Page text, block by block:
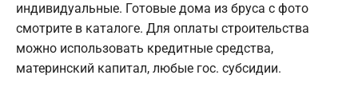
индивидуальные. Готовые дома из бруса с фото
смотрите в каталоге. Для оплаты строительства
можно использовать кредитные средства,
материнский капитал, любые гос. субсидии.